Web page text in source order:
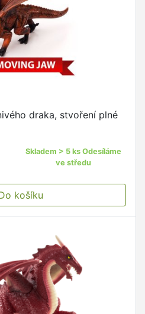
draka, stvoření plné
Skladem > 5 ks Odesíláme
ve středu
košíku